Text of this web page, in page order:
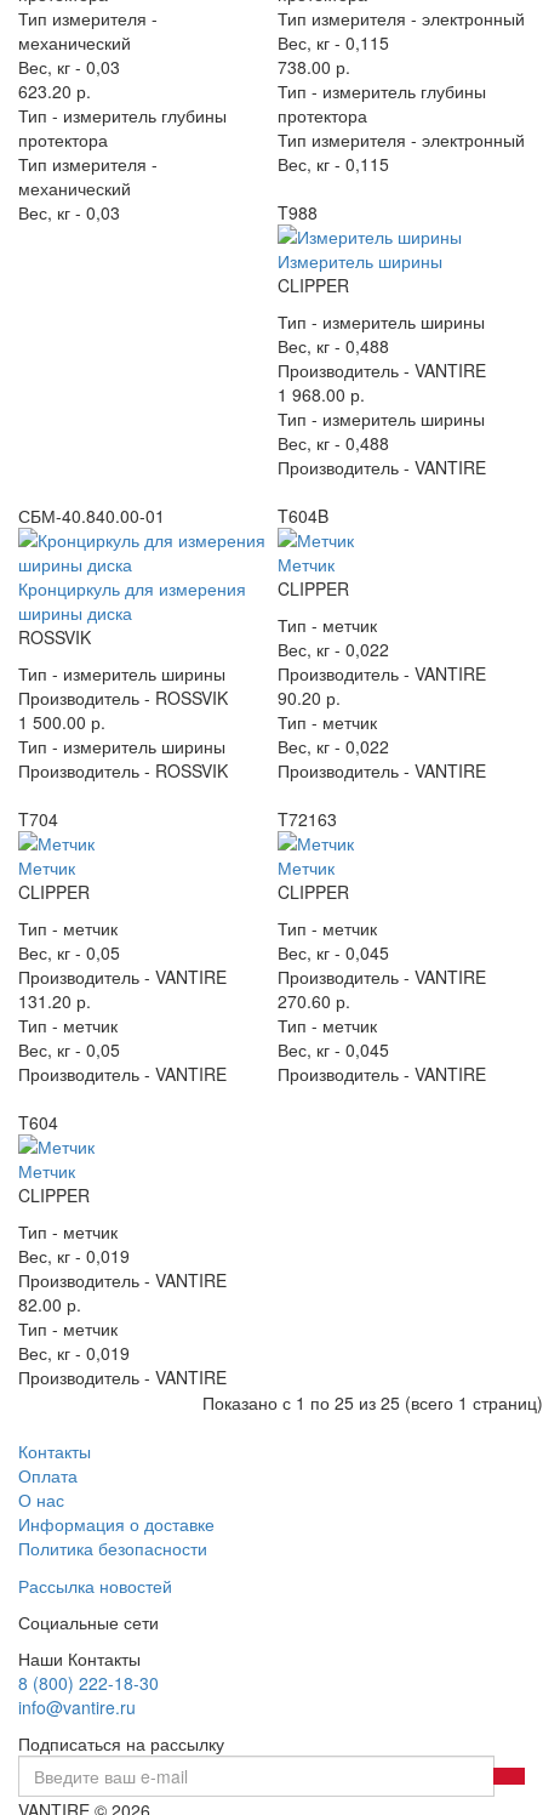
Тип измерителя -
механический
Вес, кг - 0,03
623.20 р.
Тип - измеритель глубины
протектора
Тип измерителя -
механический
Вес, кг - 0,03
Тип измерителя - электронный
Вес, кг - 0,115
738.00 р.
Тип - измеритель глубины
протектора
Тип измерителя - электронный
Вес, кг - 0,115
T988
Измеритель ширины
CLIPPER
Тип - измеритель ширины
Вес, кг - 0,488
Производитель - VANTIRE
1 968.00 р.
Тип - измеритель ширины
Вес, кг - 0,488
Производитель - VANTIRE
СБМ-40.840.00-01
Кронциркуль для измерения
ширины диска
ROSSVIK
Тип - измеритель ширины
Производитель - ROSSVIK
1 500.00 р.
Тип - измеритель ширины
Производитель - ROSSVIK
T604B
Метчик
CLIPPER
Тип - метчик
Вес, кг - 0,022
Производитель - VANTIRE
90.20 р.
Тип - метчик
Вес, кг - 0,022
Производитель - VANTIRE
T704
Метчик
CLIPPER
Тип - метчик
Вес, кг - 0,05
Производитель - VANTIRE
131.20 р.
Тип - метчик
Вес, кг - 0,05
Производитель - VANTIRE
T72163
Метчик
CLIPPER
Тип - метчик
Вес, кг - 0,045
Производитель - VANTIRE
270.60 р.
Тип - метчик
Вес, кг - 0,045
Производитель - VANTIRE
T604
Метчик
CLIPPER
Тип - метчик
Вес, кг - 0,019
Производитель - VANTIRE
82.00 р.
Тип - метчик
Вес, кг - 0,019
Производитель - VANTIRE
Показано с 1 по 25 из 25 (всего 1 страниц)
Контакты
Оплата
О нас
Информация о доставке
Политика безопасности
Рассылка новостей
Социальные сети
Наши Контакты
8 (800) 222-18-30
info@vantire.ru
Подписаться на рассылку